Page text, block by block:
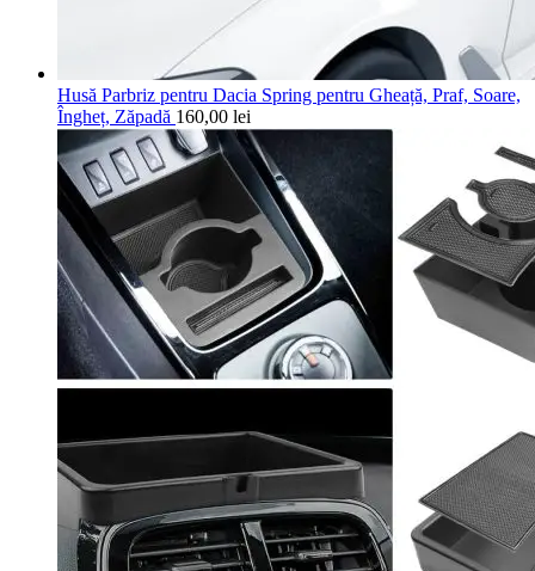
Husă Parbriz pentru Dacia Spring pentru Gheață, Praf, Soare,
Îngheț, Zăpadă 160,00 lei